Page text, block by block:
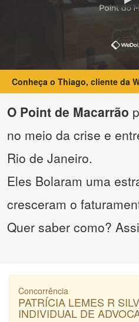
Conheça o Thiago, cliente da
O Point de Macarrão
no meio da crise e
Rio de Janeiro.
Eles Bolaram uma
cresceram o
Quer saber como?
Concorrência
PATRÍCIA LEMES R
INDIVIDUAL DE